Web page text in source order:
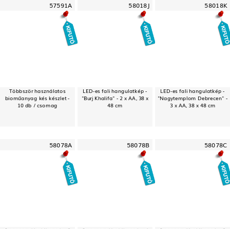
57591A
Többször használatos
bioműanyag kés készlet -
10 db / csomag
58018J
LED-es fali hangulatkép -
"Burj Khalifa" - 2 x AA, 38 x
48 cm
58018K
LED-es fali hangulatkép -
"Nagytemplom Debrecen" -
3 x AA, 38 x 48 cm
58078A 58078B 58078C